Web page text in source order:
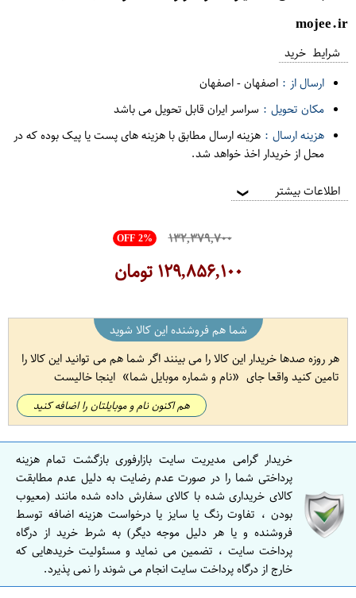
mojee.ir
شرایط خرید
ارسال از : اصفهان-اصفهان
مکان تحویل : سراسر ایران قابل تحویل می باشد
هزینه ارسال : هزینه ارسال مطابق با هزینه های پست یا پیک بوده که در
محل از خریدار اخذ خواهد شد.
اطلاعات بیشتر ❯
OFF 2% ۱۳۲,۳۷۹,۷۰۰
۱۲۹,۸۵۶,۱۰۰تومان
شما هم فروشنده این کالا شوید
هر روزه صدها خریدار این کالا را می بینند اگر شما هم می توانید این کالا را
تامین کنید واقعا جای
نام و شماره موبایل شما اینجا خالیست
هم اکنون نام و موبایلتان را اضافه کنید
خریدار گرامی مدیریت سایت بازارفوری بازگشت تمام هزینه
پرداختی شما را در صورت عدم رضایت به دلیل عدم مطابقت
کالای خریداری شده با کالای سفارش داده شده مانند (معیوب
بودن ، تفاوت رنگ یا سایز یا درخواست هزینه اضافه توسط
فروشنده و یا هر دلیل موجه دیگر) به شرط خرید از درگاه
پرداخت سایت ، تضمین می نماید و مسئولیت خریدهایی که
خارج از درگاه پرداخت سایت انجام می شوند را نمی پذیرد.